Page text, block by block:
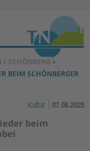
↓
› SCHÖNBERG ›
BEIM SCHÖNBERGER
Kultur 07.08.2025
beim